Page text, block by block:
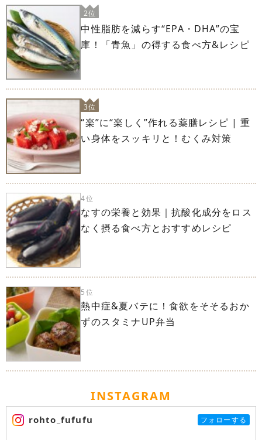
2位
中性脂肪を減らす“EPA・DHA”の宝
庫！「青魚」の得する食べ方&レシピ
3位
“楽”に“楽しく”作れる薬膳レシピ | 重
い身体をスッキリと！むくみ対策
4位
なすの栄養と効果｜抗酸化成分をロス
なく摂る食べ方とおすすめレシピ
5位
熱中症&夏バテに！食欲をそそるおか
ずのスタミナUP弁当
INSTAGRAM
rohto_fufufu フォローする